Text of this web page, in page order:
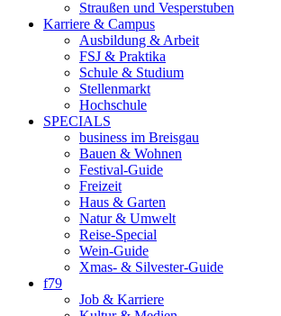
Straußen und Vesperstuben
Karriere & Campus
Ausbildung & Arbeit
FSJ & Praktika
Schule & Studium
Stellenmarkt
Hochschule
SPECIALS
business im Breisgau
Bauen & Wohnen
Festival-Guide
Freizeit
Haus & Garten
Natur & Umwelt
Reise-Special
Wein-Guide
Xmas- & Silvester-Guide
f79
Job & Karriere